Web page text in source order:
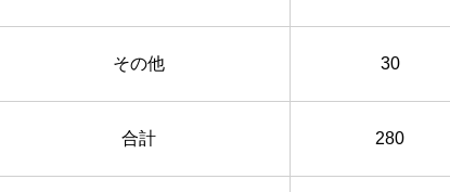
その他 30
合計 280